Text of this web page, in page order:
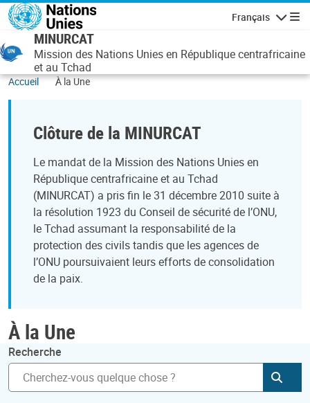
Aller au contenu principal
Français
MINURCAT
Mission des Nations Unies en République centrafricaine
et au Tchad
Accueil À la Une
Clôture de la MINURCAT
Le mandat de la Mission des Nations Unies en
République centrafricaine et au Tchad
(MINURCAT) a pris fin le 31 décembre 2010 suite à
la résolution 1923 du Conseil de sécurité de l’ONU,
le Tchad assumant la responsabilité de la
protection des civils tandis que les agences de
l’ONU poursuivaient leurs efforts de consolidation
de la paix.
À la Une
Recherche